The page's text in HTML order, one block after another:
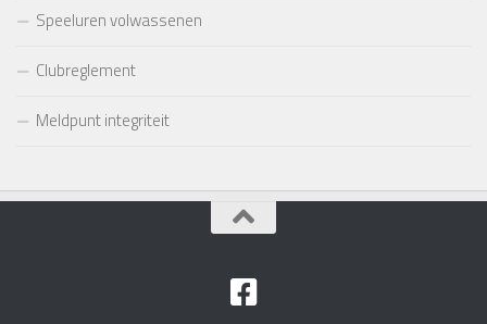
Speeluren volwassenen
Clubreglement
Meldpunt integriteit